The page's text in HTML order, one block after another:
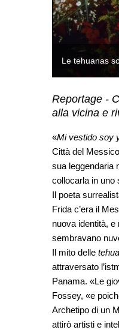
Reportage -
alla vicina e
«Mi vestido soy
Città del
sua leggendaria
collocarla in uno
Il poeta
Frida c’era il
nuova identità, e
sembravano
Il mito delle
attraversato
Panama. «Le
Fossey, «e
Archetipo di un
attirò artisti e